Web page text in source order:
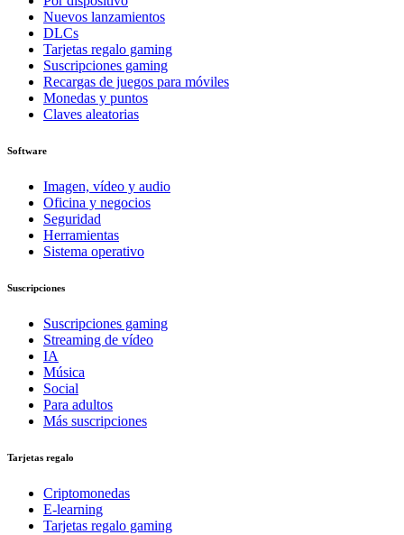
Nuevos lanzamientos
DLCs
Tarjetas regalo gaming
Suscripciones gaming
Recargas de juegos para móviles
Monedas y puntos
Claves aleatorias
Software
Imagen, vídeo y audio
Oficina y negocios
Seguridad
Herramientas
Sistema operativo
Suscripciones
Suscripciones gaming
Streaming de vídeo
IA
Música
Social
Para adultos
Más suscripciones
Tarjetas regalo
Criptomonedas
E-learning
Tarjetas regalo gaming